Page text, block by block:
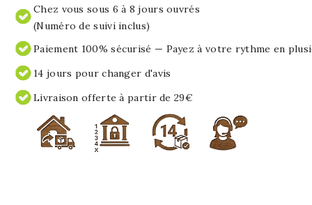
Chez vous sous 6 à 8 jours ouvrés
(Numéro de suivi inclus)
Paiement 100% sécurisé — Payez à votre rythme en
14 jours pour changer d'avis
Livraison offerte à partir de 29€